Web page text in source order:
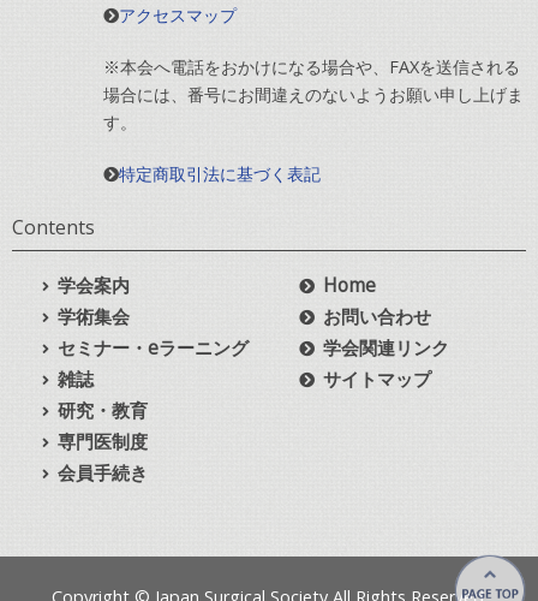
アクセスマップ
※本会へ電話をおかけになる場合や、FAXを送信される
場合には、番号にお間違えのないようお願い申し上げま
す。
特定商取引法に基づく表記
Contents
学会案内
学術集会
セミナー・eラーニング
雑誌
研究・教育
専門医制度
会員手続き
Home
お問い合わせ
学会関連リンク
サイトマップ
Copyright © Japan Surgical Society All Rights Reserved.